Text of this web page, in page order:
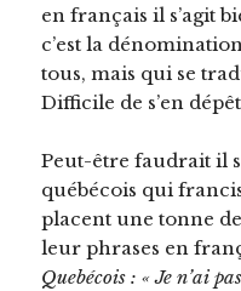
en français il s’agit
c’est la
tous, mais qui se
Difficile de s’en
Peut-être faudrait il
québécois qui
placent une tonne
leur phrases en
Quebécois : « Je n’ai